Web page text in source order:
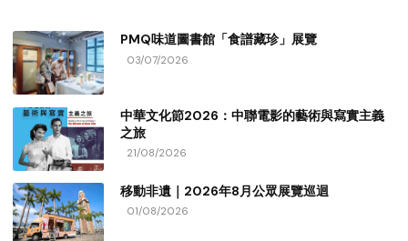
PMQ味道圖書館「食譜藏珍」展覽
03/07/2026
中華文化節2026：中聯電影的藝術與寫實主義
之旅
21/08/2026
移動非遺｜2026年8月公眾展覽巡迴
01/08/2026